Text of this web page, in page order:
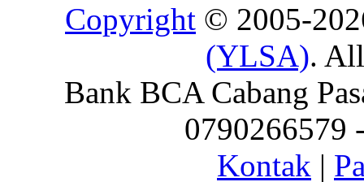
Copyright © 2005-
(YLSA).
Bank BCA Cabang
0790266579
Kontak |